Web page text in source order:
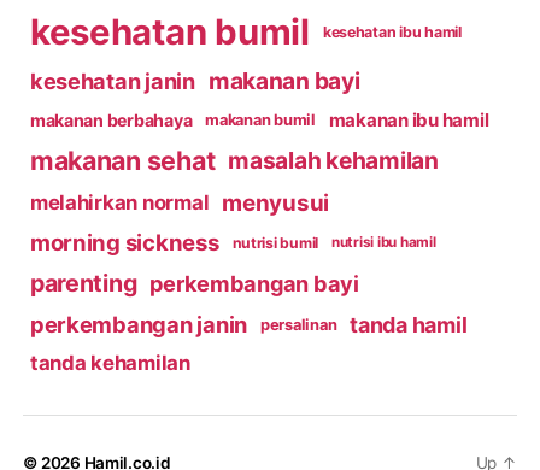
kesehatan bumil kesehatan ibu hamil
kesehatan janin makanan bayi
makanan berbahaya makanan bumil makanan ibu hamil
makanan sehat masalah kehamilan
melahirkan normal menyusui
morning sickness nutrisi bumil nutrisi ibu hamil
parenting perkembangan bayi
perkembangan janin
persalinan tanda hamil
tanda kehamilan
© 2026 Hamil.co.id Up ↑